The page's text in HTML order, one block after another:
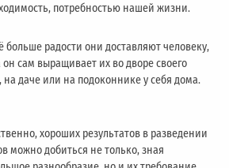
потребностью нашей жизни.
больше радости они доставляют человеку,
он сам выращивает их во дворе своего
на даче или на подоконнике у себя дома.
хороших результатов в разведении
можно добиться не только, зная